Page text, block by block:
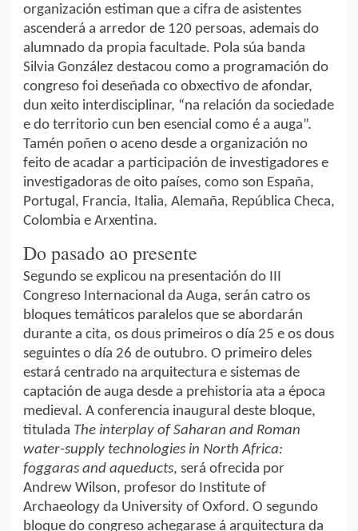
organización estiman que a cifra de asistentes
ascenderá a arredor de 120 persoas, ademais do
alumnado da propia facultade. Pola súa banda
Silvia González destacou como a programación do
congreso foi deseñada co obxectivo de afondar,
dun xeito interdisciplinar, “na relación da sociedade
e do territorio cun ben esencial como é a auga”.
Tamén poñen o aceno desde a organización no
feito de acadar a participación de investigadores e
investigadoras de oito países, como son España,
Portugal, Francia, Italia, Alemaña, República Checa,
Colombia e Arxentina.
Do pasado ao presente
Segundo se explicou na presentación do III
Congreso Internacional da Auga, serán catro os
bloques temáticos paralelos que se abordarán
durante a cita, os dous primeiros o día 25 e os dous
seguintes o día 26 de outubro. O primeiro deles
estará centrado na arquitectura e sistemas de
captación de auga desde a prehistoria ata a época
medieval. A conferencia inaugural deste bloque,
titulada The interplay of Saharan and Roman
water-supply technologies in North Africa:
foggaras and aqueducts, será ofrecida por
Andrew Wilson, profesor do Institute of
Archaeology da University of Oxford. O segundo
bloque do congreso achegarase á arquitectura da